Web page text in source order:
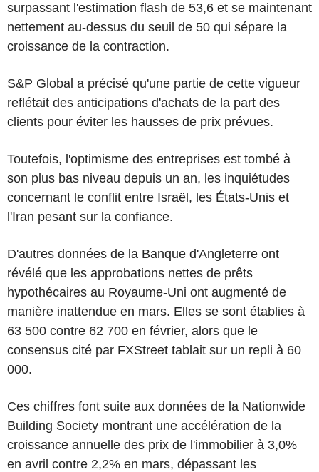
surpassant l'estimation flash de 53,6 et se maintenant
nettement au-dessus du seuil de 50 qui sépare la
croissance de la contraction.
S&P Global a précisé qu'une partie de cette vigueur
reflétait des anticipations d'achats de la part des
clients pour éviter les hausses de prix prévues.
Toutefois, l'optimisme des entreprises est tombé à
son plus bas niveau depuis un an, les inquiétudes
concernant le conflit entre Israël, les États-Unis et
l'Iran pesant sur la confiance.
D'autres données de la Banque d'Angleterre ont
révélé que les approbations nettes de prêts
hypothécaires au Royaume-Uni ont augmenté de
manière inattendue en mars. Elles se sont établies à
63 500 contre 62 700 en février, alors que le
consensus cité par FXStreet tablait sur un repli à 60
000.
Ces chiffres font suite aux données de la Nationwide
Building Society montrant une accélération de la
croissance annuelle des prix de l'immobilier à 3,0%
en avril contre 2,2% en mars, dépassant les